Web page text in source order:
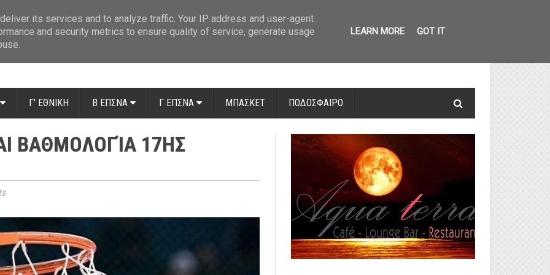
Γ' ΕΘΝΙΚΗ Β ΕΠΣΝΑ Γ ΕΠΣΝΑ ΜΠΑΣΚΕΤ ΠΟΔΟΣΦΑΙΡΟ
ΒΑΘΜΟΛΟΓΊΑ 17ΗΣ
its services and to analyze traffic. Your IP address and user-agent
and security metrics to ensure quality of service, generate usage
LEARN MORE GOT IT